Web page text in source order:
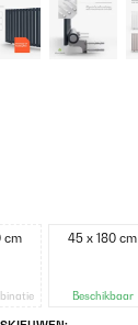
cm 45 x 180 cm
Beschikbaar